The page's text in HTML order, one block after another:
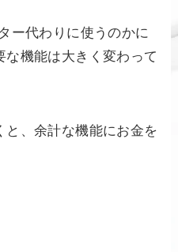
ー代わりに使うのかに
な機能は大きく変わって
と、余計な機能にお金を